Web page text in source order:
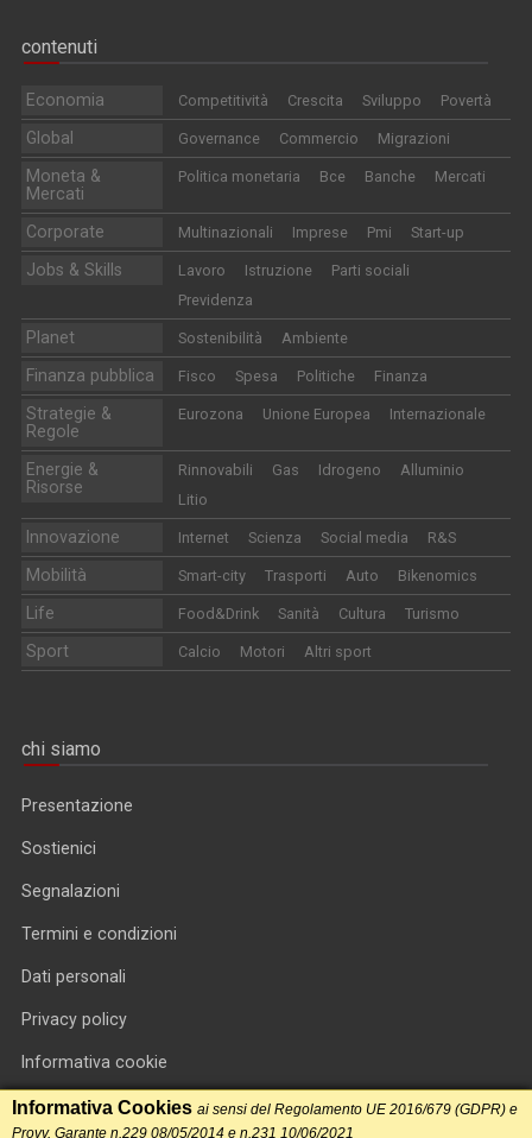
contenuti
Economia Competitività Crescita Sviluppo Povertà
Global Governance Commercio Migrazioni
Moneta &
Mercati
Politica monetaria Bce Banche Mercati
Corporate Multinazionali Imprese Pmi Start-up
Jobs & Skills Lavoro Istruzione
Parti sociali
Previdenza
Planet Sostenibilità Ambiente
Finanza pubblica Fisco Spesa Politiche Finanza
Strategie &
Regole
Eurozona Unione Europea Internazionale
Energie &
Risorse
Rinnovabili Gas Idrogeno
Alluminio
Litio
Innovazione Internet Scienza Social media R&S
Mobilità Smart-city Trasporti Auto Bikenomics
Life Food&Drink Sanità Cultura Turismo
Sport Calcio Motori Altri sport
chi siamo
Presentazione
Sostienici
Segnalazioni
Termini e condizioni
Dati personali
Privacy policy
Informativa cookie
RSS feed
Informativa Cookies ai sensi del Regolamento UE 2016/679 (GDPR) e
Provv. Garante n.229 08/05/2014 e n.231 10/06/2021